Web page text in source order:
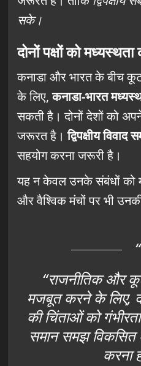
सके।
दोनों पक्षों को
कनाडा और भारत के बीच
के लिए,कनाडा-भारत
सकती है। दोनों देशों को
जरूरत है।द्विपक्षीय विवाद
सहयोग करना जरूरी है।
यह न केवल उनके संबंधों को
और वैश्विक मंचों पर भी
“राजनीतिक और
मजबूत करने के लिए,
की चिंताओं को
समान समझ विकसित
करना